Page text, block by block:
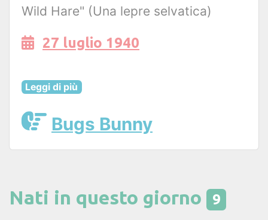
Wild Hare" (Una lepre selvatica)
27 luglio 1940
Leggi di più
Bugs Bunny
Nati in questo giorno 9